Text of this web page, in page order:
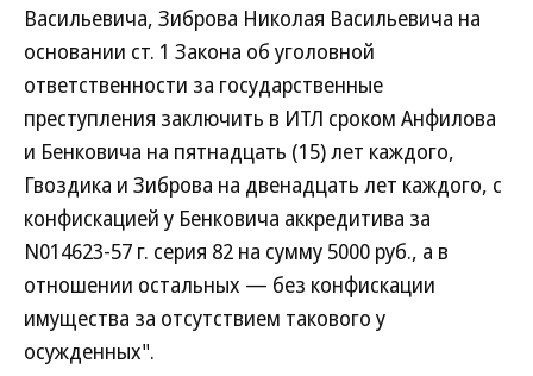
Васильевича, Зиброва Николая Васильевича на
основании ст. 1 Закона об уголовной
ответственности за государственные
преступления заключить в ИТЛ сроком Анфилова
и Бенковича на пятнадцать (15) лет каждого,
Гвоздика и Зиброва на двенадцать лет каждого, с
конфискацией у Бенковича аккредитива за
N014623-57 г. серия 82 на сумму 5000 руб., а в
отношении остальных — без конфискации
имущества за отсутствием такового у
осужденных".